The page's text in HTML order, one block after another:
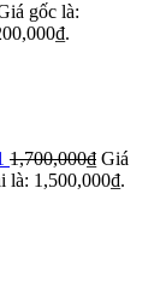
gốc là:
1,700,000₫ Giá
là: 1,500,000₫.